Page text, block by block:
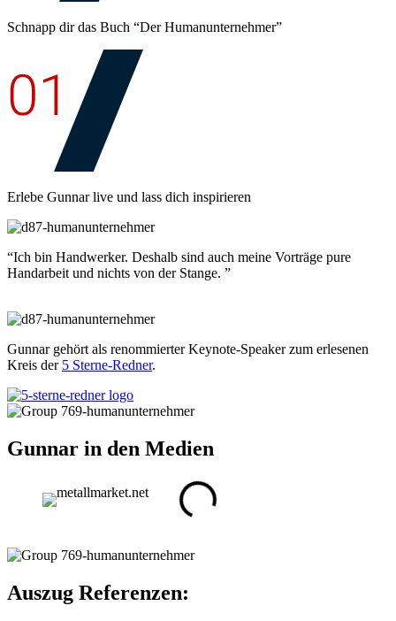
Schnapp dir das Buch “Der Humanunternehmer”
Erlebe Gunnar live und lass dich inspirieren
“Ich bin Handwerker. Deshalb sind auch meine Vorträge pure
Handarbeit und nichts von der Stange. ”
Gunnar gehört als renommierter Keynote-Speaker zum erlesenen
Kreis der 5 Sterne-Redner.
Gunnar in den Medien
Auszug Referenzen: